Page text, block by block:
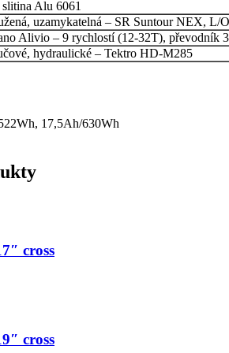
slitina Alu 6061
uzamykatelná – SR Suntour NEX, L/O
Alivio – 9 rychlostí (12-32T), převodník
hydraulické – Tektro HD-M285
17,5Ah/630Wh
cross
cross